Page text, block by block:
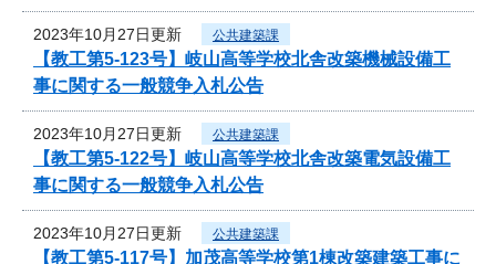
2023年10月27日更新 公共建築課
【教工第5-123号】岐山高等学校北舎改築機械設備工
事に関する一般競争入札公告
2023年10月27日更新 公共建築課
【教工第5-122号】岐山高等学校北舎改築電気設備工
事に関する一般競争入札公告
2023年10月27日更新 公共建築課
【教工第5-117号】加茂高等学校第1棟改築建築工事に